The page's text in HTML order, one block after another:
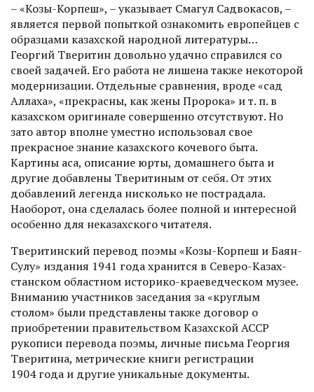
– «Козы-Корпеш», – указы­вает Смагул Садвокасов, –
является первой попыткой ознакомить европейцев с
образцами казахской народной литературы…
Георгий Тверитин довольно удачно справился со
своей задачей. Его работа не лишена также некоторой
модернизации. Отдельные сравнения, вроде «сад
Аллаха», «прекрасны, как жены Пророка» и т. п. в
казахском оригинале совершенно отсутствуют. Но
зато автор вполне уместно использовал свое
прекрасное знание казахского кочевого быта.
Картины аса, описание юрты, домашнего быта и
другие добавлены Тверитиным от себя. От этих
добавлений легенда нисколько не пострадала.
Наоборот, она сделалась более полной и интересной
особенно для неказахского читателя.
Тверитинский перевод поэ­мы «Козы-Корпеш и Баян-
Сулу» издания 1941 года хранится в Северо-Казах­
станском областном историко-краеведческом музее.
Вниманию участников заседания за «круглым
столом» были представлены также договор о
приобретении правительством Казахской АССР
рукописи перевода поэмы, личные письма Георгия
Тверитина, метрические книги регистрации
1904 года и другие уникальные документы.